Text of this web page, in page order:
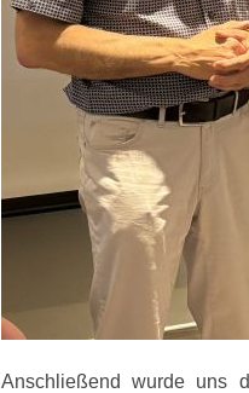
Anschließend wurde uns